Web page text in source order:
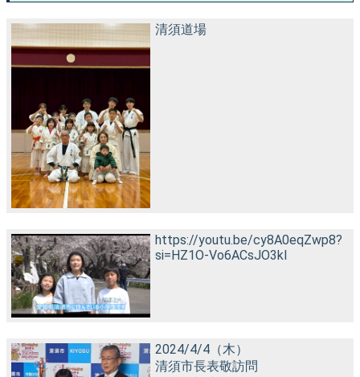
清須道場
https://youtu.be/cy8A0eqZwp8?
si=HZ1O-Vo6ACsJO3kI
2024/4/4（木）
清須市長表敬訪問